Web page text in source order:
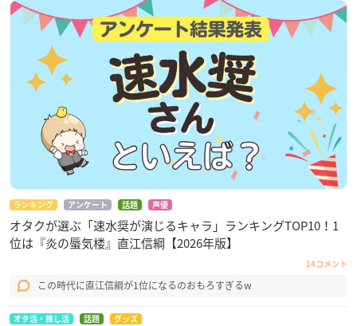
ランキング アンケート 話題 声優
オタクが選ぶ「速水奨が演じるキャラ」ランキングTOP10！1
位は『炎の蜃気楼』直江信綱【2026年版】
14コメント
この時代に直江信綱が1位になるのおもろすぎるw
オタ活・推し活 話題 グッズ